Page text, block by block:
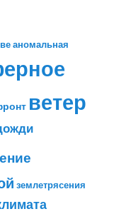
аномальная
ветер
землетрясения